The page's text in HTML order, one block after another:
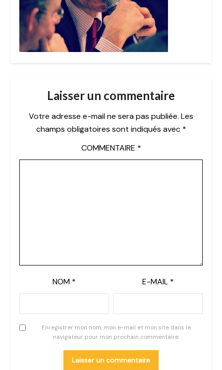
Laisser un commentaire
Votre adresse e-mail ne sera pas publiée. Les
champs obligatoires sont indiqués avec *
COMMENTAIRE *
NOM * E-MAIL *
Enregistrer mon nom, mon e-mail et mon site dans le
navigateur pour mon prochain commentaire.